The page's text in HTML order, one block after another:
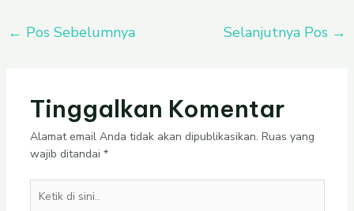
← Pos Sebelumnya Selanjutnya Pos →
Tinggalkan Komentar
Alamat email Anda tidak akan dipublikasikan. Ruas yang
wajib ditandai *